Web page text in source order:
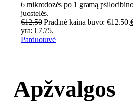
6 mikrodozės po 1 gramą
juostelės.
€12.50 Pradinė kaina buvo: €12.50.
yra: €7.75.
Parduotuvė
Apžvalgos